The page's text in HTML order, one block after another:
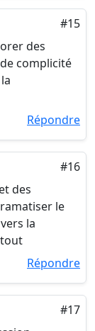
#15
des
complicité
Répondre
#16
des
le
la
Répondre
#17